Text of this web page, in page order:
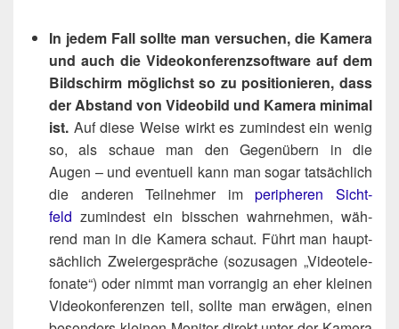
In jedem Fall soll­te man ver­su­chen, die Kame­ra
und auch die Video­kon­fe­renz­soft­ware auf dem
Bild­schirm mög­lichst so zu posi­tio­nie­ren, dass
der Abstand von Video­bild und Kame­ra mini­mal
ist. Auf die­se Wei­se wirkt es zumin­dest ein wenig
so, als schaue man den Gegen­übern in die
Augen – und even­tu­ell kann man sogar tat­säch­lich
die ande­ren Teil­neh­mer imperi­phe­ren Sicht­
feld zumin­dest ein biss­chen wahr­neh­men, wäh­
rend man in die Kame­ra schaut. Führt man haupt­
säch­lich Zwei­er­ge­sprä­che (sozu­sa­gen „Video­te­le­
fo­na­te“) oder nimmt man vor­ran­gig an eher klei­nen
Video­kon­fe­ren­zen teil, soll­te man erwä­gen, einen